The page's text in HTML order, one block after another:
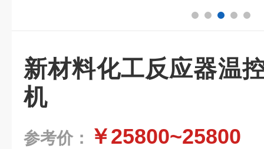
新材料化工反应器温
机
参考价： ￥25800~25800